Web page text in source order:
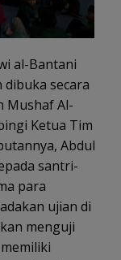
al-Bantani
dibuka secara
Mushaf Al-
Ketua Tim
Abdul
santri-
para
ujian di
menguji